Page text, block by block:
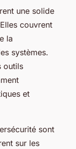
une solide
couvrent
la
systèmes.
outils
et
sont
sur les